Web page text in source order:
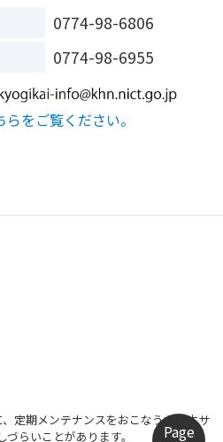
0774-98-6806
0774-98-6955
をご覧ください。
Page
定期メンテナンスをおこなうため本サ
づらいことがあります。